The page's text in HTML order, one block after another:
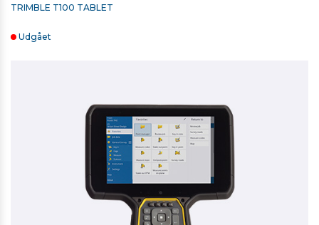
RETROMÆRKE 20MM X 20MM
TRIMBLE T100 TABLET
Udgået